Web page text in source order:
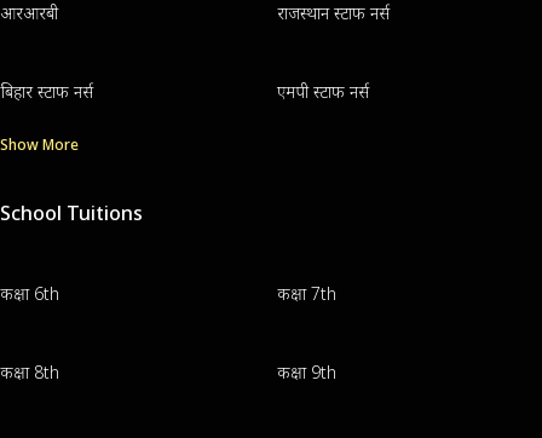
आरआरबी राजस्थान स्टाफ नर्स
बिहार स्टाफ नर्स एमपी स्टाफ नर्स
Show More
School Tuitions
कक्षा 6th कक्षा 7th
कक्षा 8th कक्षा 9th